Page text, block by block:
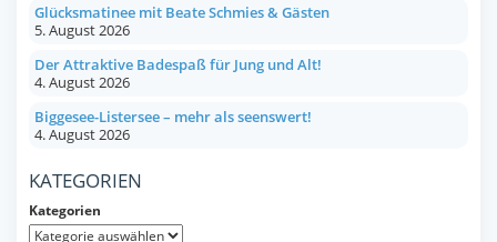
Glücksmatinee mit Beate Schmies & Gästen
5. August 2026
Der Attraktive Badespaß für Jung und Alt!
4. August 2026
Biggesee-Listersee – mehr als seenswert!
4. August 2026
KATEGORIEN
Kategorien